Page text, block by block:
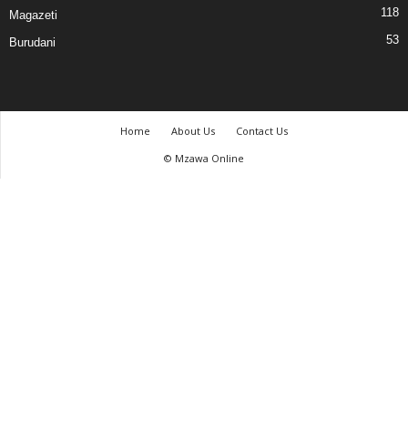
Magazeti 118
Burudani 53
Home About Us
Contact Us
© Mzawa Online